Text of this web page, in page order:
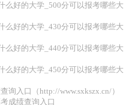
么好的大学_500分可以报考哪些大
么好的大学_430分可以报考哪些大
么好的大学_440分可以报考哪些大
么好的大学_450分可以报考哪些大
询入口（http://www.sxkszx.cn/）
成绩查询入口